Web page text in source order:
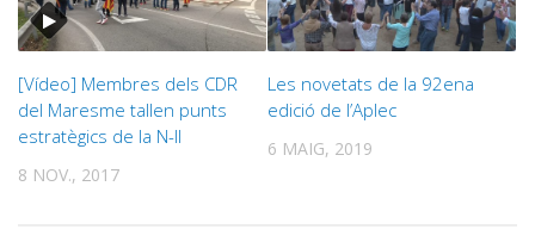
[Vídeo] Membres dels CDR
del Maresme tallen punts
estratègics de la N-II
8 NOV., 2017
Les novetats de la 92ena
edició de l’Aplec
6 MAIG, 2019